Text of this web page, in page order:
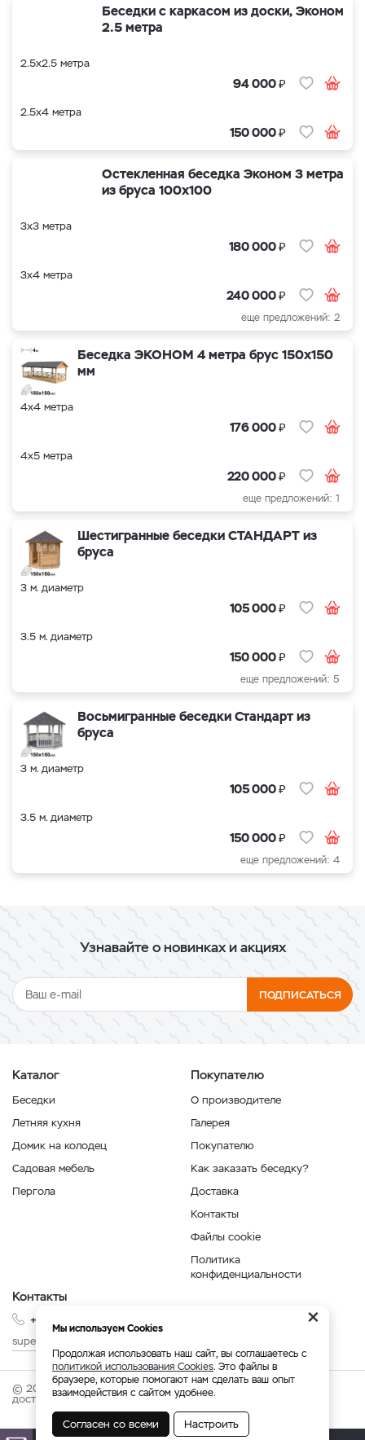
Беседки с каркасом из доски, Эконом
2.5 метра
2.5х2.5 метра
94 000₽
2.5х4 метра
150 000₽
Остекленная беседка Эконом 3 метра
из бруса 100х100
3х3 метра
180 000₽
3х4 метра
240 000₽
еще предложений: 2
Беседка ЭКОНОМ 4 метра брус 150х150
мм
4х4 метра
176 000₽
4х5 метра
220 000₽
еще предложений: 1
Шестигранные беседки СТАНДАРТ из
бруса
3 м. диаметр
105 000₽
3.5 м. диаметр
150 000₽
еще предложений: 5
Восьмигранные беседки Стандарт из
бруса
3 м. диаметр
105 000₽
3.5 м. диаметр
150 000₽
еще предложений: 4
Узнавайте о новинках и акциях
ПОДПИСАТЬСЯ
Каталог
Беседки
Летняя кухня
Домик на колодец
Садовая мебель
Пергола
Покупателю
О производителе
Галерея
Покупателю
Как заказать беседку?
Доставка
Контакты
Файлы cookie
Политика
конфиденциальности
Контакты
+7 999 210-35-35
superbesedka@mail.ru
© 2026 superbesedka.com - беседки от производителя с
доставкой по России.
×
Мы используем Cookies
Продолжая использовать наш сайт, вы соглашаетесь с
политикой использования Cookies. Это файлы в
браузере, которые помогают нам сделать ваш опыт
взаимодействия с сайтом удобнее.
Согласен со всеми Настроить